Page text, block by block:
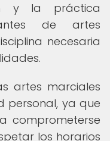
y la práctica
de artes
necesaria
artes marciales
personal, ya que
comprometerse
los horarios